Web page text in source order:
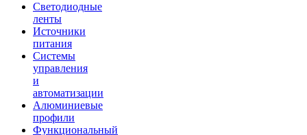
Светодиодные
ленты
Источники
питания
Системы
управления
и
автоматизации
Алюминиевые
профили
Функциональный